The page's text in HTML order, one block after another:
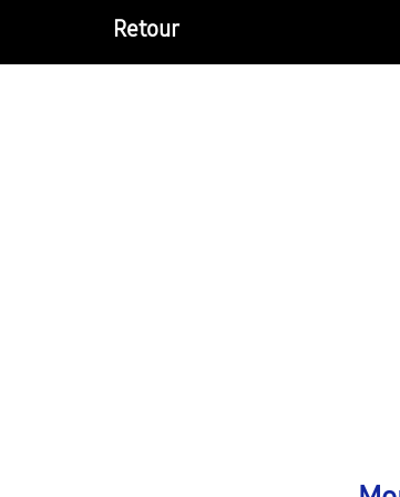
Retour